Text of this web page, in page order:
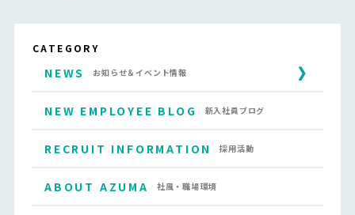
CATEGORY
NEWS お知らせ＆イベント情報
NEW EMPLOYEE BLOG 新入社員ブログ
RECRUIT INFORMATION 採用活動
ABOUT AZUMA 社風・職場環境